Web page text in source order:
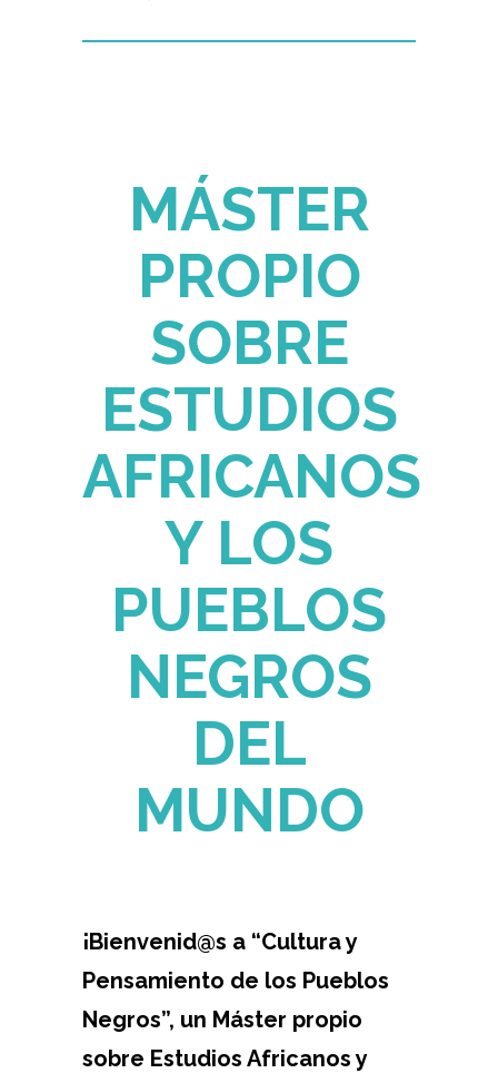
MÁSTER
PROPIO
SOBRE
ESTUDIOS
AFRICANOS
Y LOS
PUEBLOS
NEGROS
DEL
MUNDO
¡Bienvenid@s a “Cultura y
Pensamiento de los Pueblos
Negros”, un Máster propio
sobre Estudios Africanos y